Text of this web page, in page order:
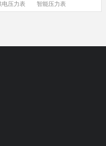
电压力表 智能压力表